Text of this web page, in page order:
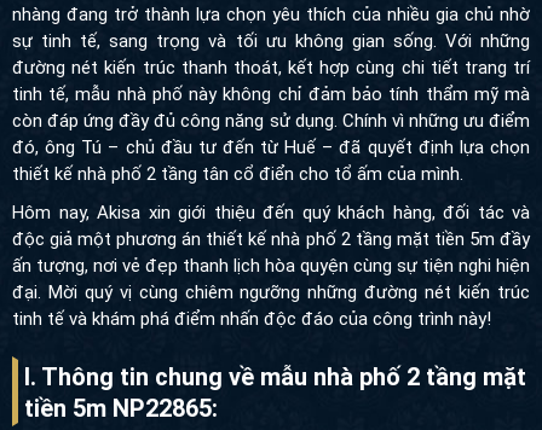
nhàng đang trở thành lựa chọn yêu thích của nhiều gia chủ nhờ
sự tinh tế, sang trọng và tối ưu không gian sống. Với những
đường nét kiến trúc thanh thoát, kết hợp cùng chi tiết trang trí
tinh tế, mẫu nhà phố này không chỉ đảm bảo tính thẩm mỹ mà
còn đáp ứng đầy đủ công năng sử dụng. Chính vì những ưu điểm
đó, ông Tú – chủ đầu tư đến từ Huế – đã quyết định lựa chọn
thiết kế nhà phố 2 tầng tân cổ điển cho tổ ấm của mình.
Hôm nay, Akisa xin giới thiệu đến quý khách hàng, đối tác và
độc giả một phương án thiết kế nhà phố 2 tầng mặt tiền 5m đầy
ấn tượng, nơi vẻ đẹp thanh lịch hòa quyện cùng sự tiện nghi hiện
đại. Mời quý vị cùng chiêm ngưỡng những đường nét kiến trúc
tinh tế và khám phá điểm nhấn độc đáo của công trình này!
I. Thông tin chung về mẫu nhà phố 2 tầng mặt
tiền 5m NP22865: